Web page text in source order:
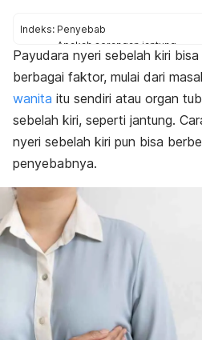
Indeks: Penyebab
Apakah serangan jantung
Cara mengatasi
Payudara nyeri sebelah kiri
berbagai faktor, mulai dari
wanita itu sendiri atau organ
sebelah kiri, seperti jantung.
nyeri sebelah kiri pun bisa
penyebabnya.